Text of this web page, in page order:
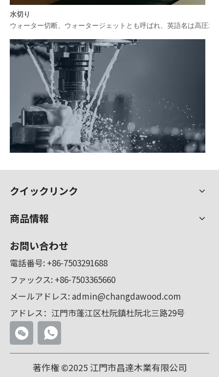
水切り
ウォーター切断、ウォータージェットとも呼ばれ、英語名は高圧
クイックリンク
商品情報
お問い合わせ
電話番号: +86-7503291688
ファックス: +86-7503365660
メールアドレス: admin@changdawood.com
アドレス：江門市蓬江区杜阮鎮杜阮北三路29号
著作権 ©2025 江門市昌達木業有限公司